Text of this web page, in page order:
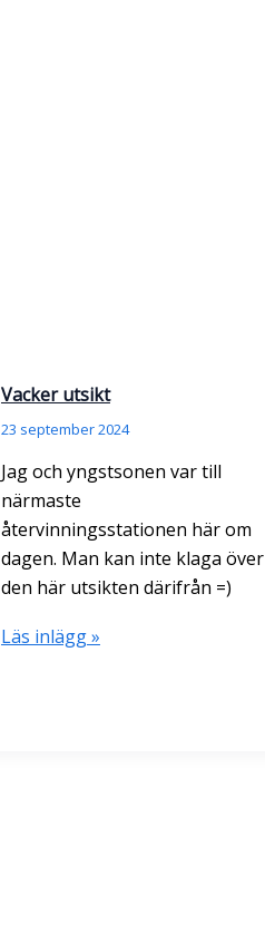
Vacker utsikt
23 september 2024
Jag och yngstsonen var till
närmaste
återvinningsstationen här om
dagen. Man kan inte klaga över
den här utsikten därifrån =)
Vacker
Läs inlägg »